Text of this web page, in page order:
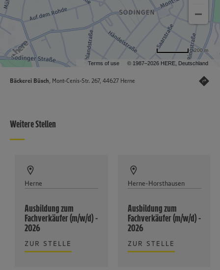
Terms of use © 1987–2026 HERE, Deutschland
200 m
Bäckerei Büsch, Mont-Cenis-Str. 267, 44627 Herne
Weitere Stellen
Herne
Ausbildung zum
Fachverkäufer (m/w/d) -
2026
ZUR STELLE
Herne-Horsthausen
Ausbildung zum
Fachverkäufer (m/w/d) -
2026
ZUR STELLE